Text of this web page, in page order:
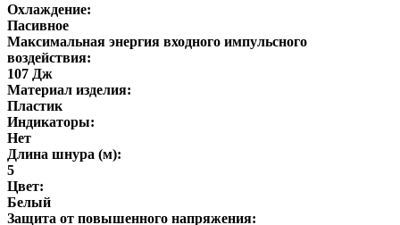
Охлаждение:
Пасивное
Максимальная энергия входного импульсного
воздействия:
107 Дж
Материал изделия:
Пластик
Индикаторы:
Нет
Длина шнура (м):
5
Цвет:
Белый
Защита от повышенного напряжения: